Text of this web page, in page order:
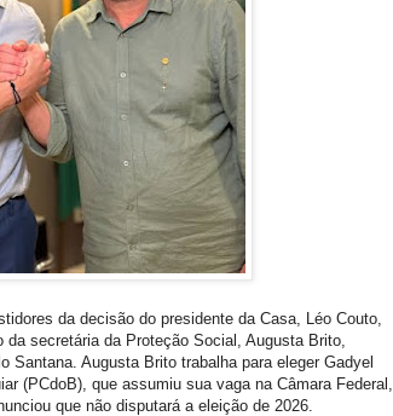
da decisão do presidente da Casa, Léo Couto,
secretária da Proteção Social, Augusta Brito,
Santana. Augusta Brito trabalha para eleger Gadyel
(PCdoB), que assumiu sua vaga na Câmara Federal,
que não disputará a eleição de 2026.